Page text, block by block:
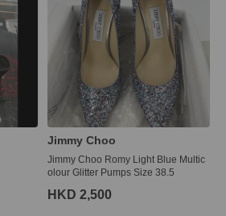
Jimmy Choo
Jimmy Choo Romy Light Blue Multic
olour Glitter Pumps Size 38.5
HKD 2,500